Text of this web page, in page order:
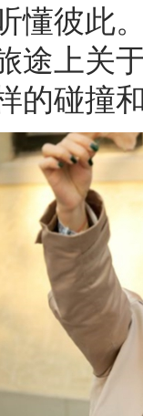
懂彼此
途上关
的碰撞